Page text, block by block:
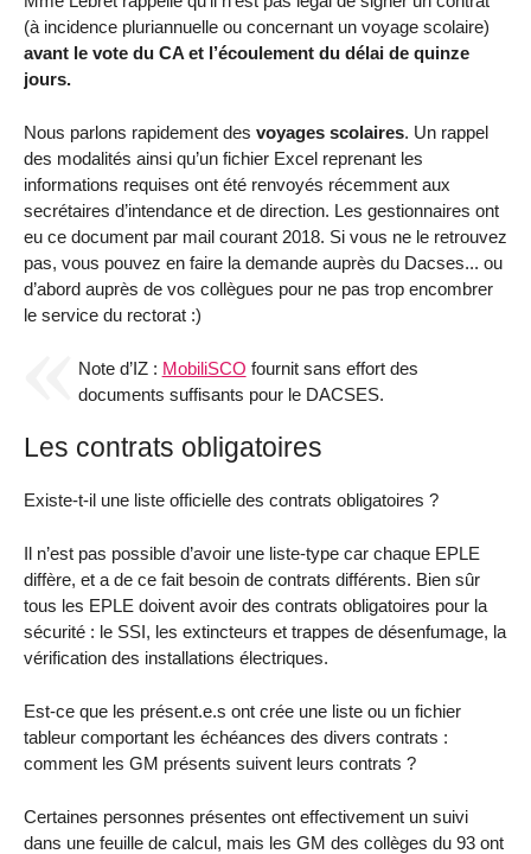
(à incidence pluriannuelle ou concernant un voyage scolaire)
avant le vote du CA et l’écoulement du délai de quinze
jours.
Nous parlons rapidement des voyages scolaires. Un rappel
des modalités ainsi qu’un fichier Excel reprenant les
informations requises ont été renvoyés récemment aux
secrétaires d’intendance et de direction. Les gestionnaires ont
eu ce document par mail courant 2018. Si vous ne le retrouvez
pas, vous pouvez en faire la demande auprès du Dacses... ou
d’abord auprès de vos collègues pour ne pas trop encombrer
le service du rectorat :)
Note d’IZ : MobiliSCO fournit sans effort des
documents suffisants pour le DACSES.
Les contrats obligatoires
Existe-t-il une liste officielle des contrats obligatoires ?
Il n’est pas possible d’avoir une liste-type car chaque EPLE
diffère, et a de ce fait besoin de contrats différents. Bien sûr
tous les EPLE doivent avoir des contrats obligatoires pour la
sécurité : le SSI, les extincteurs et trappes de désenfumage, la
vérification des installations électriques.
Est-ce que les présent.e.s ont crée une liste ou un fichier
tableur comportant les échéances des divers contrats :
comment les GM présents suivent leurs contrats ?
Certaines personnes présentes ont effectivement un suivi
dans une feuille de calcul, mais les GM des collèges du 93 ont